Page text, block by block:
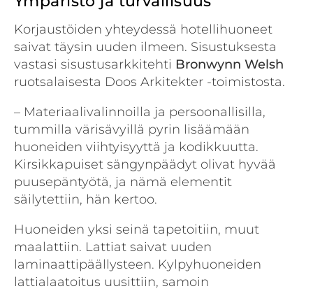
Korjaustöiden yhteydessä hotellihuoneet
saivat täysin uuden ilmeen. Sisustuksesta
vastasi sisustusarkkitehti Bronwynn Welsh
ruotsalaisesta Doos Arkitekter -toimistosta.
– Materiaalivalinnoilla ja persoonallisilla,
tummilla värisävyillä pyrin lisäämään
huoneiden viihtyisyyttä ja kodikkuutta.
Kirsikkapuiset sängynpäädyt olivat hyvää
puusepäntyötä, ja nämä elementit
säilytettiin, hän kertoo.
Huoneiden yksi seinä tapetoitiin, muut
maalattiin. Lattiat saivat uuden
laminaattipäällysteen. Kylpyhuoneiden
lattialaatoitus uusittiin, samoin